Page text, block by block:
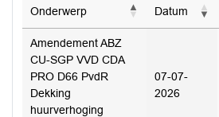
Onderwerp Datum
Amendement ABZ
CU-SGP VVD CDA
PRO D66 PvdR
Dekking
huurverhoging
07-07-
2026